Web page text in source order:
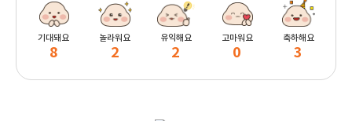
기대돼요
8
놀라워요
2
유익해요
2
고마워요
0
축하해요
3